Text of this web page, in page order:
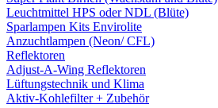
Leuchtmittel HPS oder NDL (Blüte)
Sparlampen Kits Envirolite
Anzuchtlampen (Neon/ CFL)
Reflektoren
Adjust-A-Wing Reflektoren
Lüftungstechnik und Klima
Aktiv-Kohlefilter + Zubehör